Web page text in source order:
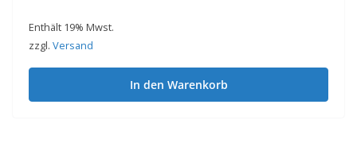
Die
Optionen
können
auf
Enthält 19% Mwst.
zzgl. Versand
In den Warenkorb